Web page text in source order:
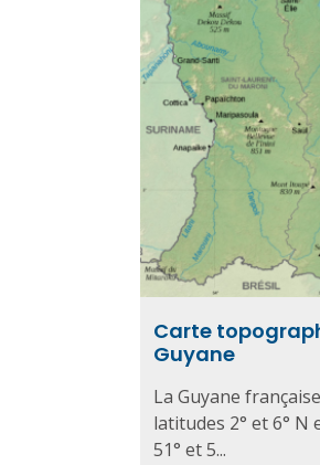
Carte
Guyane
La Guyane
latitudes 2° et 6° N
51° et 5...